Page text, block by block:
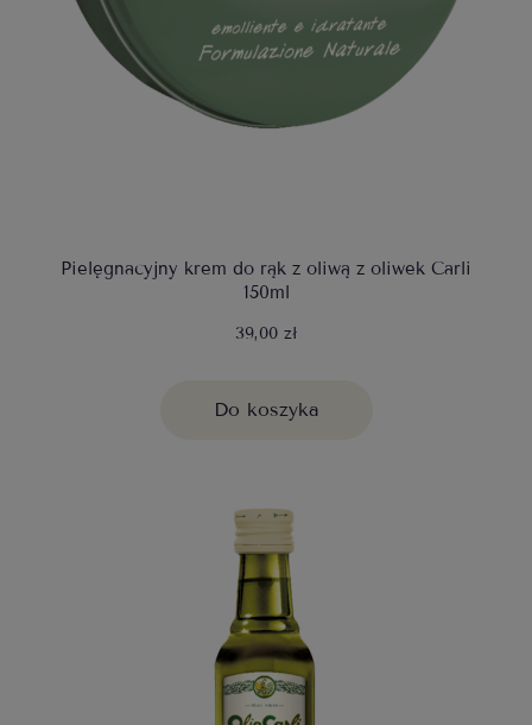
Pielęgnacyjny krem do rąk z oliwą z oliwek Carli
150ml
39,00 zł
Do koszyka